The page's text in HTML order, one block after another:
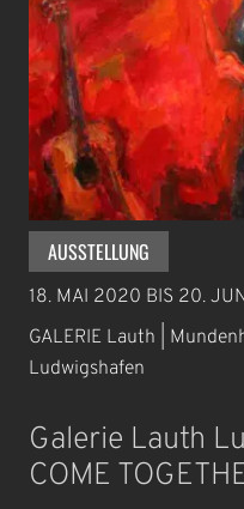
AUSSTELLUNG
18. MAI 2020 BIS 20.
GALERIE Lauth |
Ludwigshafen
Galerie Lauth
COME